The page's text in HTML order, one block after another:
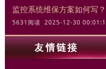
监控系统维保方案如何写
5631阅读 2025-12-30